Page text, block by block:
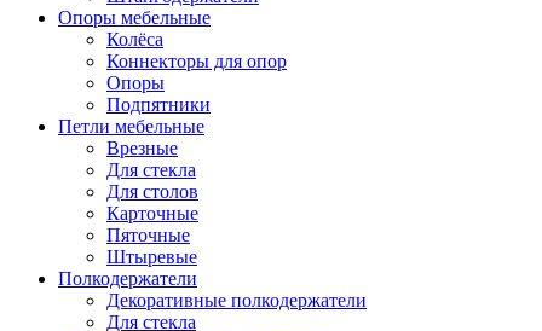
Опоры мебельные
Колёса
Коннекторы для опор
Опоры
Подпятники
Петли мебельные
Врезные
Для стекла
Для столов
Карточные
Пяточные
Штыревые
Полкодержатели
Декоративные полкодержатели
Для стекла